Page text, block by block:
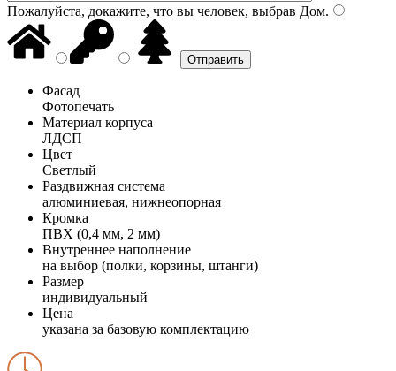
Пожалуйста, докажите, что вы человек, выбрав Дом.
Фасад
Фотопечать
Материал корпуса
ЛДСП
Цвет
Светлый
Раздвижная система
алюминиевая, нижнеопорная
Кромка
ПВХ (0,4 мм, 2 мм)
Внутреннее наполнение
на выбор (полки, корзины, штанги)
Размер
индивидуальный
Цена
указана за базовую комплектацию